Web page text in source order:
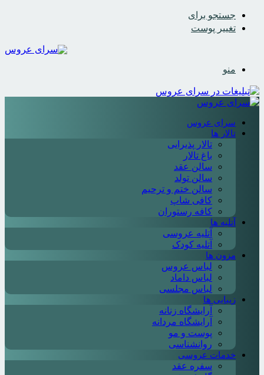
جستجو برای
تغییر پوست
منو
سرای عروس
تالار ها
تالار پذیرایی
باغ تالار
سالن عقد
سالن تولد
سالن ختم و ترحیم
کافی شاپ
کافه رستوران
آتلیه ها
آتلیه عروسی
آتلیه کودک
مزون ها
لباس عروس
لباس داماد
لباس مجلسی
زیبایی ها
آرایشگاه زنانه
آرایشگاه مردانه
پوست و مو
روانشناسی
خدمات عروسی
سفره عقد